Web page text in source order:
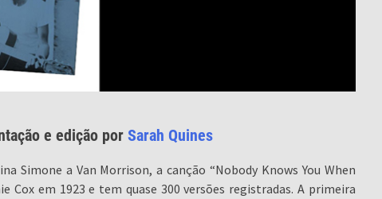
e edição porSarah Quines
Simone a Van Morrison, a canção “Nobody Knows You When
Cox em 1923 e tem quase 300 versões registradas. A primeira